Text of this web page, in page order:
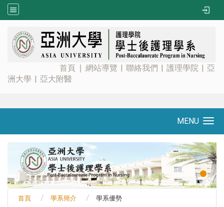
首頁 ∣ 網站導覽 | 聯絡我們 | 護理學院 | 亞
洲大學 | 亞大附醫
MENU
首頁 學系簡介 學系優勢